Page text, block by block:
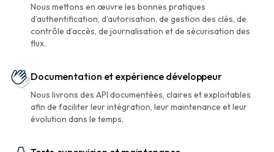
Nous mettons en œuvre les bonnes pratiques
d’authentification, d’autorisation, de gestion des clés, de
contrôle d’accès, de journalisation et de sécurisation des
flux.
Documentation et expérience développeur
Nous livrons des API documentées, claires et exploitables
afin de faciliter leur intégration, leur maintenance et leur
évolution dans le temps.